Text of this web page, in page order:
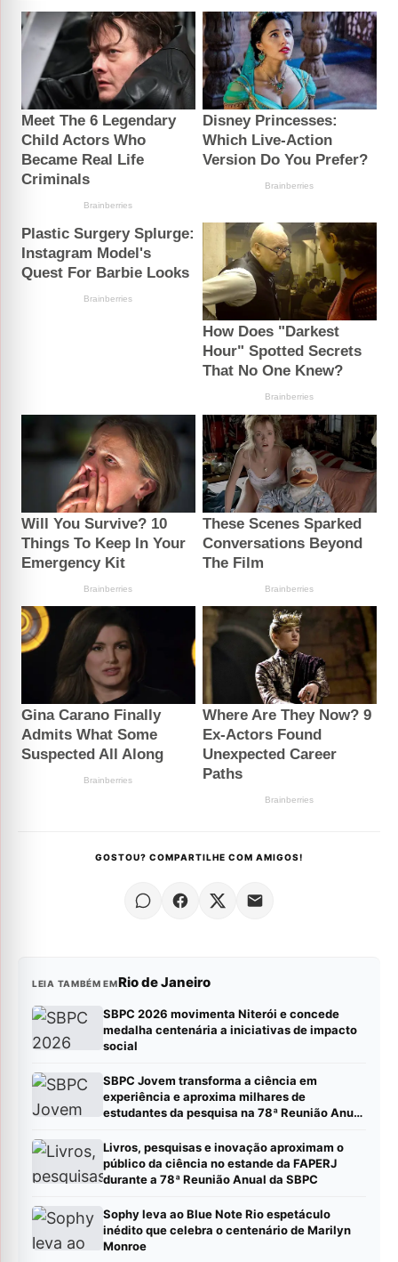
GOSTOU? COMPARTILHE COM AMIGOS!
LEIA TAMBÉM EMRio de Janeiro
SBPC 2026 movimenta Niterói e concede
medalha centenária a iniciativas de impacto
social
SBPC Jovem transforma a ciência em
experiência e aproxima milhares de
estudantes da pesquisa na 78ª Reunião Anual
Livros, pesquisas e inovação aproximam o
público da ciência no estande da FAPERJ
durante a 78ª Reunião Anual da SBPC
Sophy leva ao Blue Note Rio espetáculo
inédito que celebra o centenário de Marilyn
Monroe